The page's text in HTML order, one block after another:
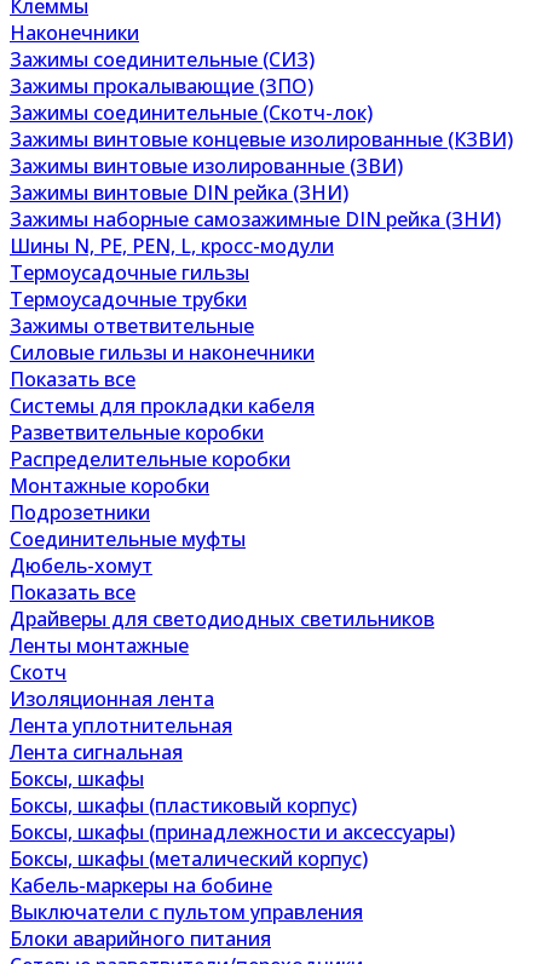
Клеммы
Наконечники
Зажимы соединительные (СИЗ)
Зажимы прокалывающие (ЗПО)
Зажимы соединительные (Скотч-лок)
Зажимы винтовые концевые изолированные (КЗВИ)
Зажимы винтовые изолированные (ЗВИ)
Зажимы винтовые DIN рейка (ЗНИ)
Зажимы наборные самозажимные DIN рейка (ЗНИ)
Шины N, PE, PEN, L, кросс-модули
Термоусадочные гильзы
Термоусадочные трубки
Зажимы ответвительные
Силовые гильзы и наконечники
Показать все
Системы для прокладки кабеля
Разветвительные коробки
Распределительные коробки
Монтажные коробки
Подрозетники
Соединительные муфты
Дюбель-хомут
Показать все
Драйверы для светодиодных светильников
Ленты монтажные
Скотч
Изоляционная лента
Лента уплотнительная
Лента сигнальная
Боксы, шкафы
Боксы, шкафы (пластиковый корпус)
Боксы, шкафы (принадлежности и аксессуары)
Боксы, шкафы (металический корпус)
Кабель-маркеры на бобине
Выключатели с пультом управления
Блоки аварийного питания